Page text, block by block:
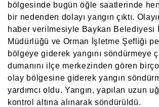
bölgesinde bugün öğle saatlerinde
bir nedenden dolayı yangın çıktı.
haber verilmesiyle Baykan Belediyesi
Müdürlüğü ve Orman İşletme Şefliği
bölgeye giderek yangını söndürmeye
dumanını ilçe merkezinden gören
olay bölgesine giderek yangın
yardımcı oldu. Yangın, yapılan uzun
kontrol altına alınarak söndürüldü.